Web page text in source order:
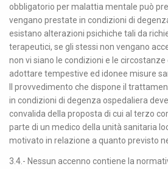
obbligatorio per malattia mentale può
vengano prestate in condizioni di
esistano alterazioni psichiche tali da
terapeutici, se gli stessi non vengano
non vi siano le condizioni e le
adottare tempestive ed idonee misure
Il provvedimento che dispone il
in condizioni di degenza ospedaliera
convalida della proposta di cui al terzo
parte di un medico della unità sanitaria
motivato in relazione a quanto previsto
3.4.- Nessun accenno contiene la